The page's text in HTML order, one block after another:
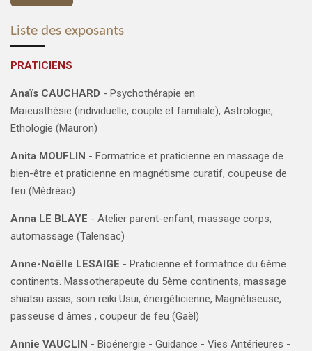
Liste des exposants
PRATICIENS
Anaïs CAUCHARD - Psychothérapie en
Maïeusthésie (individuelle, couple et familiale), Astrologie,
Ethologie (Mauron)
Anita MOUFLIN - Formatrice et praticienne en massage de
bien-être et praticienne en magnétisme curatif, coupeuse de
feu (Médréac)
Anna LE BLAYE - Atelier parent-enfant, massage corps,
automassage (Talensac)
Anne-Noëlle LESAIGE - Praticienne et formatrice du 6ème
continents. Massotherapeute du 5ème continents, massage
shiatsu assis, soin reiki Usui, énergéticienne, Magnétiseuse,
passeuse d âmes , coupeur de feu (Gaël)
Annie VAUCLIN - Bioénergie - Guidance - Vies Antérieures -